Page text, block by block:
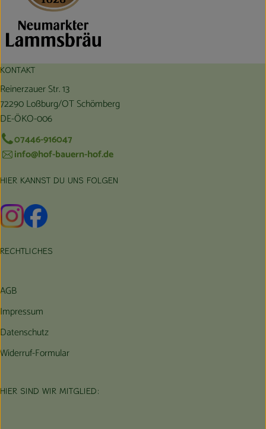
KONTAKT
Reinerzauer Str. 13
72290 Loßburg/OT Schömberg
DE-ÖKO-006
07446-916047
info@hof-bauern-hof.de
HIER KANNST DU UNS FOLGEN
Externer Link zu https://www.instagram.com/hofbauernhof/
Externer Link zu https://www.facebook.com/
RECHTLICHES
AGB
Impressum
Datenschutz
Widerruf-Formular
HIER SIND WIR MITGLIED: